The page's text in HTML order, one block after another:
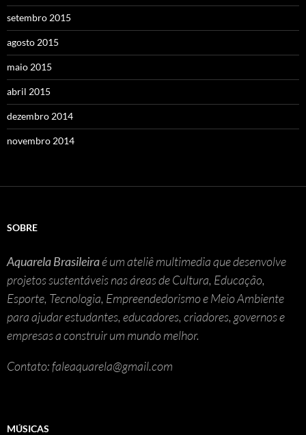
setembro 2015
agosto 2015
maio 2015
abril 2015
dezembro 2014
novembro 2014
SOBRE
Aquarela Brasileiraé um ateliê multimedia que desenvolve
projetos sustentáveis nas áreas de Cultura, Educação,
Esporte, Tecnologia, Empreendedorismo e Meio Ambiente
para ajudar estudantes, educadores, criadores, governos e
empresas a construir um mundo melhor.
Contato: faleaquarela@gmail.com
MÚSICAS